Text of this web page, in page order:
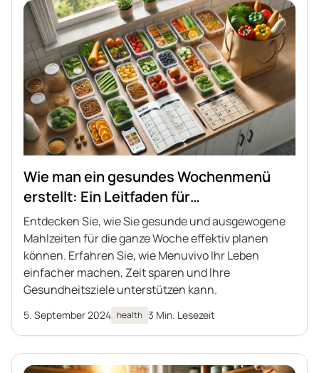
Wie man ein gesundes Wochenmenü
erstellt: Ein Leitfaden für
Vielbeschäftigte
Entdecken Sie, wie Sie gesunde und ausgewogene
Mahlzeiten für die ganze Woche effektiv planen
können. Erfahren Sie, wie Menuvivo Ihr Leben
einfacher machen, Zeit sparen und Ihre
Gesundheitsziele unterstützen kann.
5. September 2024 health 3 Min. Lesezeit